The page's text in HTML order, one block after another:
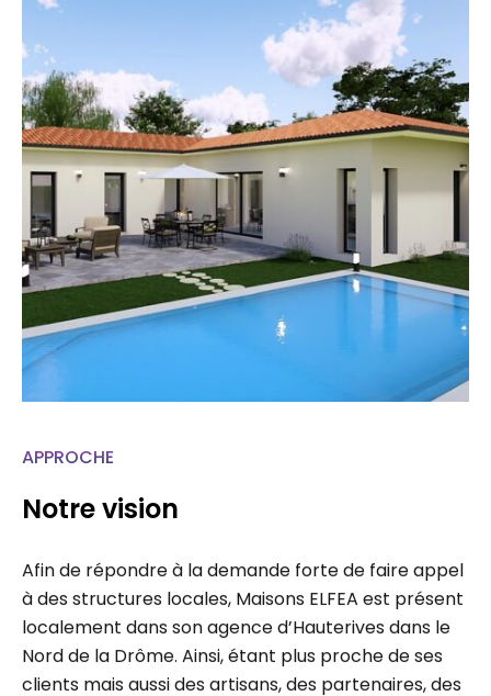
APPROCHE
Notre vision
à des structures locales, Maisons ELFEA est présent
localement dans son agence d’Hauterives dans le
Nord de la Drôme. Ainsi, étant plus proche de ses
clients mais aussi des artisans, des partenaires, des